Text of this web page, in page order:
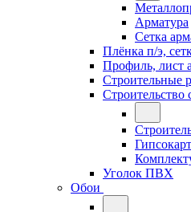
Арматура
Сетка
Плёнка п/э,
Профиль, лист
Строительные
Строительство
Уголок ПВХ
Обои